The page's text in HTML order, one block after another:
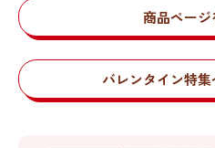
商品ページ
バレンタイン特